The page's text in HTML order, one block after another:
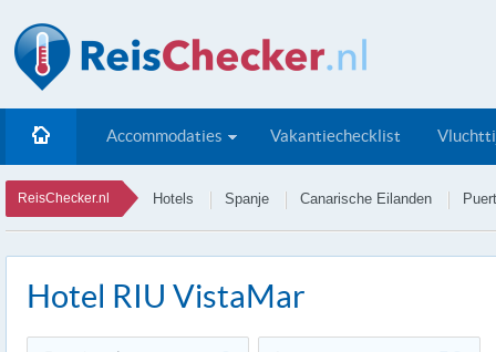
Accommodaties Vakantiechecklist
ReisChecker.nl Hotels Spanje Canarische Eilanden
Hotel RIU VistaMar